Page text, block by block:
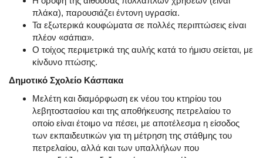
πλάκα), παρουσιάζει έντονη υγρασία.
Τα εξωτερικά κουφώματα σε πολλές περιπτώσεις είναι
πλέον «σάπια».
Ο τοίχος περιμετρικά της αυλής κατά το ήμισυ σείεται, με
κίνδυνο πτώσης.
Δημοτικό Σχολείο Κάσπακα
Μελέτη και διαμόρφωση εκ νέου του κτηρίου του
λεβητοστασίου και της αποθήκευσης πετρελαίου το
οποίο είναι έτοιμο να πέσει, με αποτέλεσμα η είσοδος
των εκπαιδευτικών για τη μέτρηση της στάθμης του
πετρελαίου, αλλά και των υπαλλήλων που